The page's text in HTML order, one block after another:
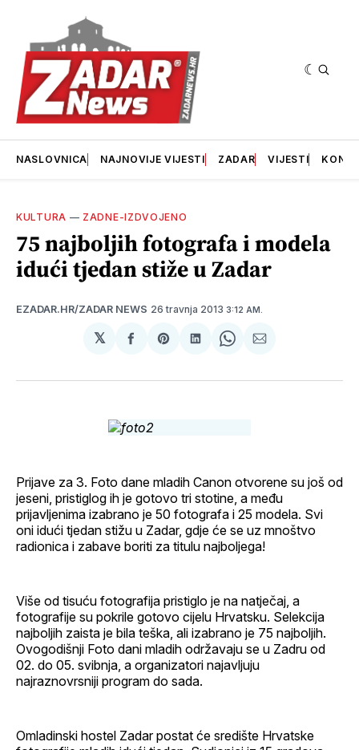
NASLOVNICA NAJNOVIJE VIJESTI ZADAR VIJESTI
KULTURA — ZADNE-IZDVOJENO
75 najboljih fotografa i modela
idući tjedan stiže u Zadar
EZADAR.HR/ZADAR NEWS 26 travnja 2013 3:12 AM.
𝕏
podijeliSharepodijeliSharepodijeli
Prijave za 3. Foto dane mladih Canon otvorene su još od
jeseni, pristiglog ih je gotovo tri stotine, a među
prijavljenima izabrano je 50 fotografa i 25 modela. Svi
oni idući tjedan stižu u Zadar, gdje će se uz mnoštvo
radionica i zabave boriti za titulu najboljega!
Više od tisuću fotografija pristiglo je na natječaj, a
fotografije su pokrile gotovo cijelu Hrvatsku. Selekcija
najboljih zaista je bila teška, ali izabrano je 75 najboljih.
Ovogodišnji Foto dani mladih održavaju se u Zadru od
02. do 05. svibnja, a organizatori najavljuju
najraznovrsniji program do sada.
Omladinski hostel Zadar postat će središte Hrvatske